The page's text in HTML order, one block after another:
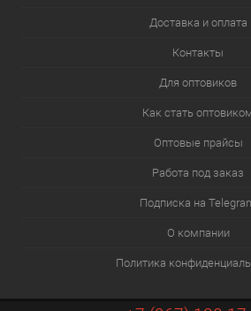
Доставка и оплата
Контакты
Для оптовиков
Как стать
Оптовые прайсы
Работа под заказ
Подписка на
О компании
Политика